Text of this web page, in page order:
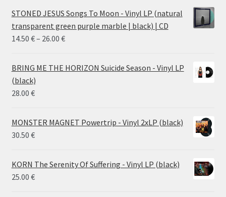
STONED JESUS Songs To Moon - Vinyl LP (natural
transparent green purple marble | black) | CD
14.50 €– 26.00 €Price
14.50 €
BRING ME THE HORIZON Suicide Season - Vinyl LP
(black)
28.00 €
MONSTER MAGNET Powertrip - Vinyl 2xLP (black)
30.50 €
KORN The Serenity Of Suffering - Vinyl LP (black)
25.00 €